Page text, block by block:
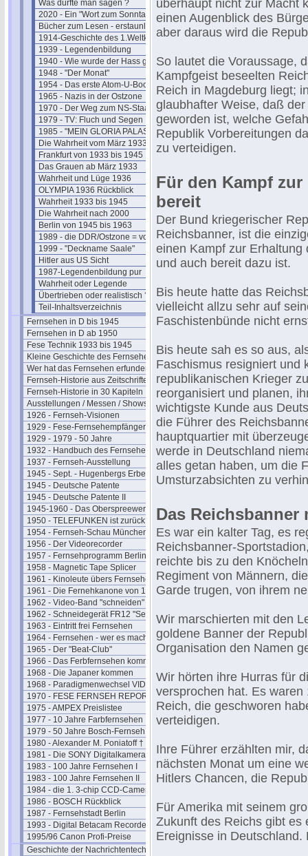
Was durfte man sagen ?
2020 - Ein "Wort zum Sonntag"
Bücher zum Lesen - erstaunlich
1914-Geschichte des 1.Weltkriegs
1939 - Legendenbildung
1940 - Wie wurde der Hass geschürt ?
1948 - "Der Monat"
1954 - Das erste Atom-U-Boot
1965 - Nazis in der Ostzone
1970 - Der Weg zum NS-Staat
1979 - TV: Fluch und Segen
1985 - "MEIN GLORIA PALAST"
Die Wahrheit vom März 1933
Frankfurt von 1933 bis 1945
Das Grauen ab März 1933
Wahrheit und Lüge 1936
OLYMPIA 1936 Rückblick
Wahrheit 1933 bis 1945
Die Wahrheit nach 2000
Berlin von 1945 bis 1963
1989 - die DDR/Ostzone = vorbei
1999 - "Deckname Saale"
Hitler aus US Sicht
1987-Legendenbildung pur
Wahrheit oder Legende
Übertrieben oder realistisch ?
Teil-Inhaltsverzeichnis
Fernsehen in D bis 1945
Fernsehen in D ab 1950
Fese Technik 1933 bis 1945
Kleine Geschichte des Fernsehens
Wer hat das Fernsehen erfunden?
Fernseh-Historie aus Zeitschriften
Fernseh-Historie in 30 Kapiteln
Ausstellungen / Messen / Shows
1926 - Fernseh-Visionen
1929 - Fese-Fernsehempfänger
1929 - 1979 - 50 Jahre
1932 - Handbuch des Fernsehens
1937 - Fernseh-Ausstellung
1945 - Sept. - Hugenbergs Erbe
1945 - Deutsche Patente
1945 - Deutsche Patente II
1945-1960 - Das Oberspreewerk
1950 - TELEFUNKEN ist zurück
1954 - Fernseh-Schau München
1956 - Der Videorecorder
1957 - Fernsehprogramm Berlin
1958 - Magnetic Tape Splicer
1961 - Kinoleute übers Fernsehen
1961 - Die Fernehkanone von 1936
1962 - Video-Band "schneiden"
1962 - Schneidegerät FR12 "Senior"
1963 - Eintritt frei Fernsehen
1964 - Fernsehen - wer es macht
1965 - Der "Beat-Club"
1966 - Das Ferbfernsehen kommt
1968 - Die Japaner kommen
1968 - Paradigmenwechsel VIDEO
1970 - FESE FERNSEH REPORT
1975 - AMPEX Preislistee
1977 - 10 Jahre Farbfernsehen
1979 - 50 Jahre Bosch-Fernseh
1980 - Alexander M. Poniatoff †
1981 - Die SONY Digitalkamera
1983 - 100 Jahre Fernsehen I
1983 - 100 Jahre Fernsehen II
1984 - die 1. 3-chip CCD-Camera
1986 - BOSCH Rückblick
1987 - Fernsehstadt Berlin
1993 - Digital Betacam Recorder
1995/96 Canon Profi-Preise
Geschichte der Nachrichtentechnik
überhaupt nicht zur Macht
einen Augenblick des
aber daraus wird die
So lautet die Voraussage,
Kampfgeist beseelten
Reich in Magdeburg liegt;
glaubhafter Weise, daß
geworden ist, welche
Republik Vorbereitungen
zu verteidigen.
Für den Kampf
bereit
Der Bund kriegerischer
Reichsbanner, ist die
einen Kampf zur
und auch bereit dazu ist.
Bis heute hatte das
vielleicht allzu sehr auf
Faschistenbünde nicht
Bis heute sah es so aus,
Faschismus resigniert und
republikanischen Krieger
reorganisiert und planen,
wichtigste Kunde aus
die Führer des
hauptquartier mit
werde in Deutschland
alles getan haben, um die
Umsturzabsichten zu
Das Reichsbanner
Es war ein kalter Tag, es
Reichsbanner-
reichte bis zu den
Regiment von Männern,
Garde trugen, von ihrem
Wir marschierten mit den
goldene Banner der
Organisation den Namen
Wir hörten ihre Hurras für
versprochen hat. Es
Reich, die geschworen
verteidigen.
Ihre Führer erzählten mir,
nächsten Monat um eine
Hitlers Chancen, die
Für Amerika mit seinem
Zukunft des Reichs gibt es
Ereignisse in Deutschland.